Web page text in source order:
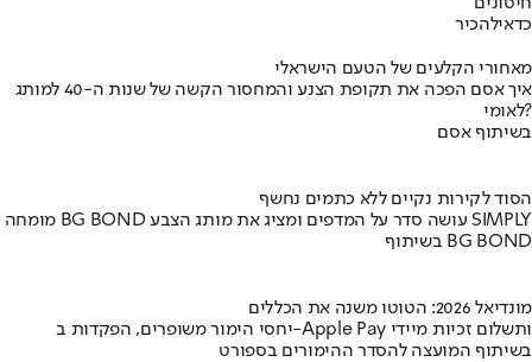
כדאילהכיר
מאחורי הקלעים של הטעם הישראלי
איך אסם הפכה את תקופת הצנע והמחסור הקשה של שנות ה-40 למותג
לאומי?
בשיתוף אסם
הסוד לקירות נקיים ללא כתמים נחשף
מומחה BG BOND עושה סדר על המדפים ומציג את מותג הצבע SIMPLY
בשיתוף BG BOND
מונדיאל 2026: הטוטו משנה את הכללים
יחסי הימור משופרים, הפקדות ב-Apple Pay ותשלום זכיות מיידי
בשיתוף המועצה להסדר ההימורים בספורט